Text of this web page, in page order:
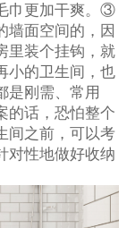
巾更加干爽。③
墙面空间的，因
里装个挂钩，就
小的卫生间，也
是刚需、常用
的话，恐怕整个
间之前，可以考
对性地做好收纳